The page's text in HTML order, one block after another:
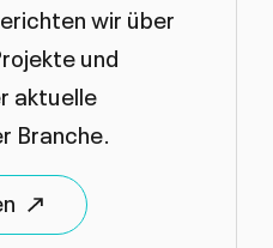
wir über
und
aktuelle
Branche.